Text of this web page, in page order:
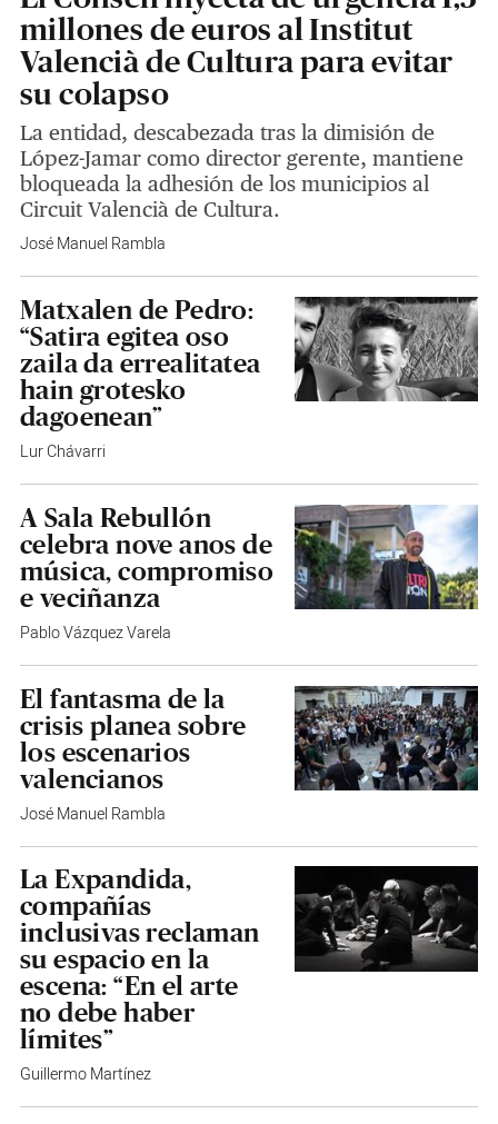
millones de euros al Institut
Valencià de Cultura para evitar
su colapso
La entidad, descabezada tras la dimisión de
López-Jamar como director gerente, mantiene
bloqueada la adhesión de los municipios al
Circuit Valencià de Cultura.
José Manuel Rambla
Matxalen de Pedro:
“Satira egitea oso
zaila da errealitatea
hain grotesko
dagoenean”
Lur Chávarri
A Sala Rebullón
celebra nove anos de
música, compromiso
e veciñanza
Pablo Vázquez Varela
El fantasma de la
crisis planea sobre
los escenarios
valencianos
José Manuel Rambla
La Expandida,
compañías
inclusivas reclaman
su espacio en la
escena: “En el arte
no debe haber
límites”
Guillermo Martínez